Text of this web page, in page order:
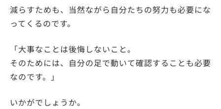
減らすためも、当然ながら自分たちの努力も必要にな
ってくるのです。
「大事なことは後悔しないこと。
そのためには、自分の足で動いて確認することも必要
なのです。」
いかがでしょうか。